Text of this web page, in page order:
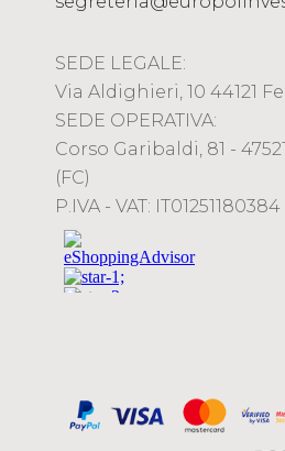
SEDE LEGALE:
Via Aldighieri, 10 44121
SEDE OPERATIVA:
Corso Garibaldi, 81 -
(FC)
P.IVA - VAT: IT01251180384